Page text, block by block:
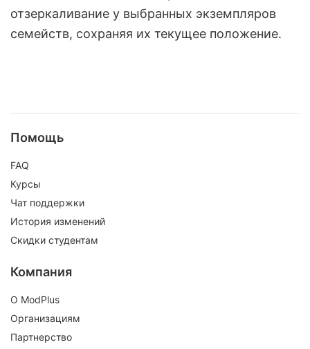
отзеркаливание у выбранных экземпляров
семейств, сохраняя их текущее положение.
Помощь
FAQ
Курсы
Чат поддержки
История изменений
Скидки студентам
Компания
О ModPlus
Организациям
Партнерство